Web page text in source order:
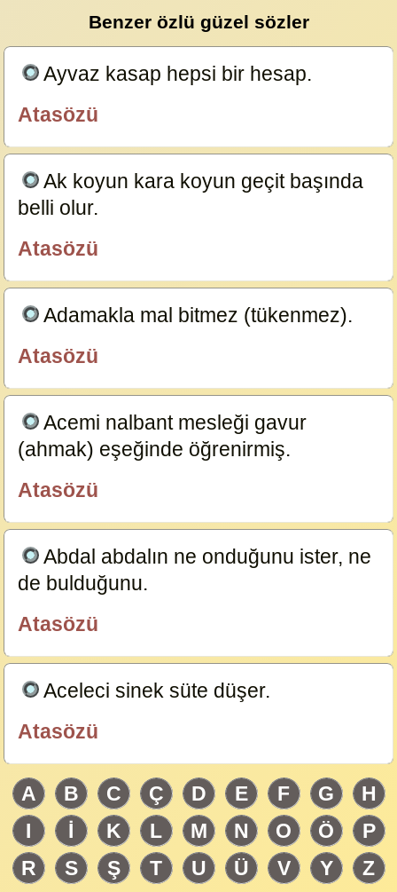
Benzer özlü güzel sözler
Ayvaz kasap hepsi bir hesap.
Atasözü
Ak koyun kara koyun geçit başında
belli olur.
Atasözü
Adamakla mal bitmez (tükenmez).
Atasözü
Acemi nalbant mesleği gavur
(ahmak) eşeğinde öğrenirmiş.
Atasözü
Abdal abdalın ne onduğunu ister, ne
de bulduğunu.
Atasözü
Aceleci sinek süte düşer.
Atasözü
A B C Ç D E F G
H
I
İ K L M N O Ö
P
R
S Ş T U Ü V Y Z